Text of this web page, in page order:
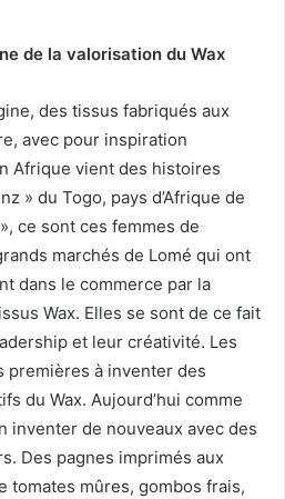
de la valorisation du Wax
des tissus fabriqués aux
avec pour inspiration
Afrique vient des histoires
» du Togo, pays d’Afrique de
ce sont ces femmes de
marchés de Lomé qui ont
dans le commerce par la
Wax. Elles se sont de ce fait
et leur créativité. Les
premières à inventer des
du Wax. Aujourd’hui comme
inventer de nouveaux avec des
Des pagnes imprimés aux
tomates mûres, gombos frais,